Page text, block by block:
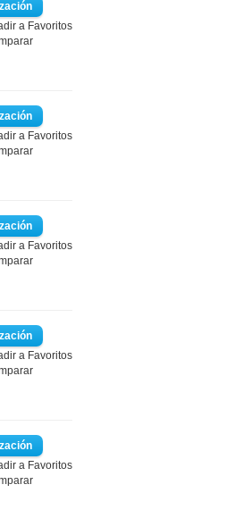
a Favoritos
a Favoritos
a Favoritos
a Favoritos
a Favoritos